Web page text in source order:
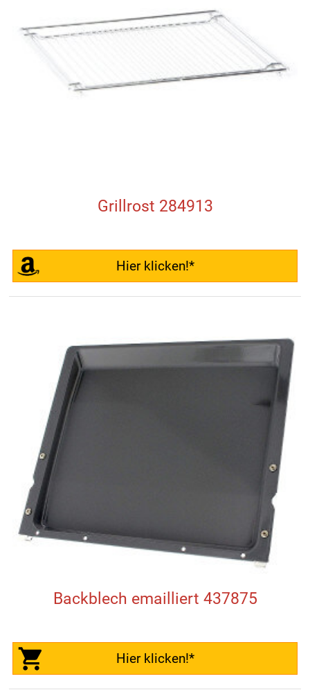
Grillrost 284913
Hier klicken!*
Backblech emailliert 437875
Hier klicken!*